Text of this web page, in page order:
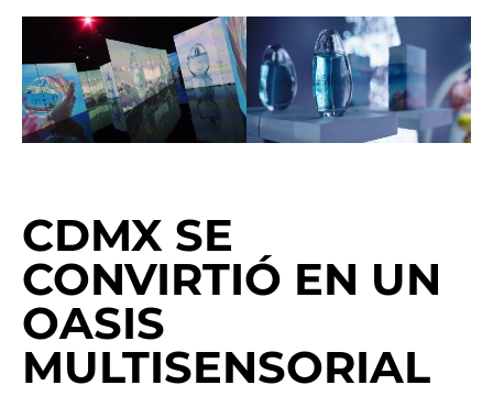
CDMX SE
CONVIRTIÓ EN UN
OASIS
MULTISENSORIAL